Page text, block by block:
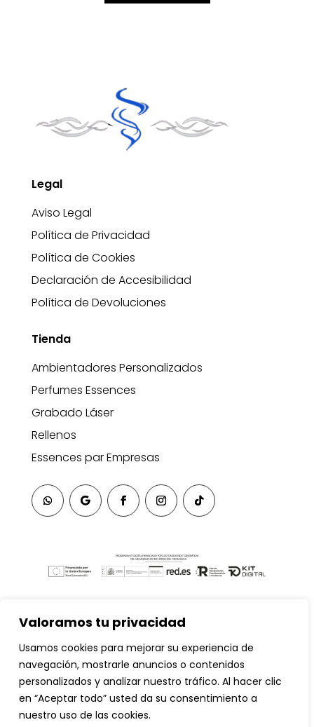
Valoramos tu privacidad
Usamos cookies para mejorar su experiencia de
navegación, mostrarle anuncios o contenidos
personalizados y analizar nuestro tráfico. Al hacer clic
en “Aceptar todo” usted da su consentimiento a
nuestro uso de las cookies.
Legal
Aviso Legal
Política de Privacidad
Política de Cookies
Declaración de Accesibilidad
Política de Devoluciones
Tienda
Ambientadores Personalizados
Perfumes Essences
Grabado Láser
Rellenos
Essences par Empresas